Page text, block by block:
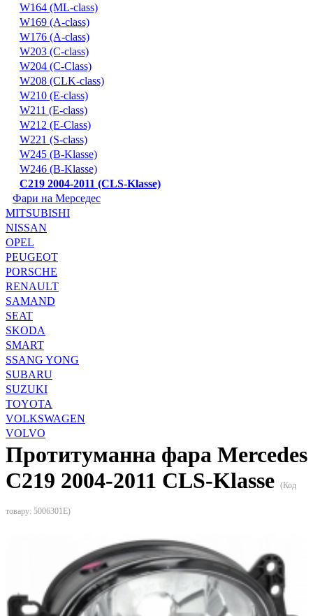
W164 (ML-class)
W169 (A-class)
W176 (A-class)
W203 (C-class)
W204 (C-Class)
W208 (CLK-class)
W210 (E-class)
W211 (E-class)
W212 (E-Class)
W221 (S-class)
W245 (B-Klasse)
W246 (B-Klasse)
С219 2004-2011 (CLS-Klasse)
Фари на Мерседес
MITSUBISHI
NISSAN
OPEL
PEUGEOT
PORSCHE
RENAULT
SAMAND
SEAT
SKODA
SMART
SSANG YONG
SUBARU
SUZUKI
TOYOTA
VOLKSWAGEN
VOLVO
Протитуманна фара Mercedes
С219 2004-2011 CLS-Klasse (Код
товару: 5006301E)